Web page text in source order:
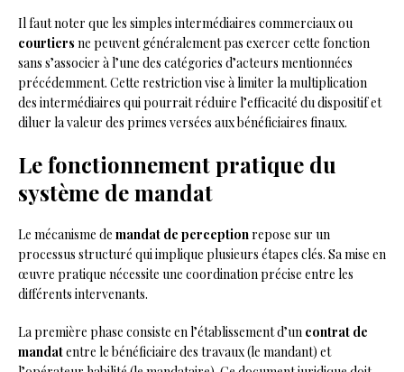
Il faut noter que les simples intermédiaires commerciaux ou
courtiers ne peuvent généralement pas exercer cette fonction
sans s’associer à l’une des catégories d’acteurs mentionnées
précédemment. Cette restriction vise à limiter la multiplication
des intermédiaires qui pourrait réduire l’efficacité du dispositif et
diluer la valeur des primes versées aux bénéficiaires finaux.
Le fonctionnement pratique du
système de mandat
Le mécanisme de mandat de perceptionrepose sur un
processus structuré qui implique plusieurs étapes clés. Sa mise en
œuvre pratique nécessite une coordination précise entre les
différents intervenants.
La première phase consiste en l’établissement d’un contrat de
mandatentre le bénéficiaire des travaux (le mandant) et